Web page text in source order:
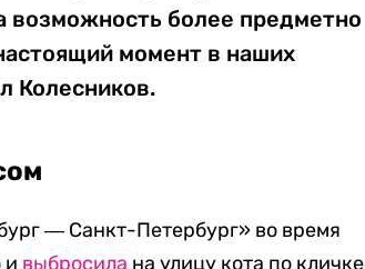
более предметно
момент в наших
Колесников.
― Санкт-Петербург» во время
и выбросила на улицу кота по кличке